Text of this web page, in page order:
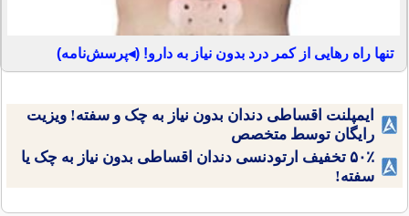
تنها راه رهایی از کمر درد بدون نیاز به دارو! (◂پرسش‌نامه)
ایمپلنت اقساطی دندان بدون نیاز به چک و سفته! ویزیت
رایگان توسط متخصص
۵۰٪ تخفیف ارتودنسی دندان اقساطی بدون نیاز به چک یا
سفته!